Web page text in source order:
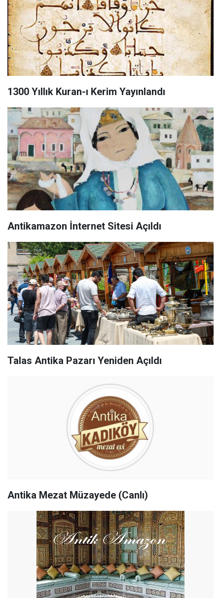
1300 Yıllık Kuran-ı Kerim Yayınlandı
Antikamazon İnternet Sitesi Açıldı
Talas Antika Pazarı Yeniden Açıldı
Antika Mezat Müzayede (Canlı)